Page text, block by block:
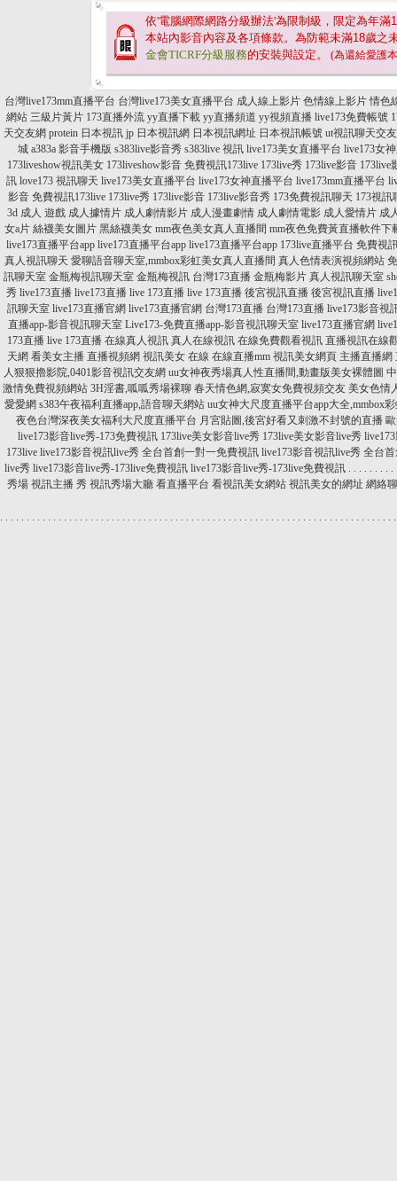
依'電腦網際網路分級辦法'為限制級，限定為年滿
本站內影音內容及各項條款。為防範未滿18歲之
金會TICRF分級服務的安裝與設定。 (為還給愛護
台灣live173mm直播平台 台灣live173美女直播平台 成人線上影片 色情線上影片 情色
網站 三級片黃片 173直播外流 yy直播下載 yy直播頻道 yy視頻直播 live173免費帳號
天交友網 protein 日本視訊 jp 日本視訊網 日本視訊網址 日本視訊帳號 ut視訊聊天交
城 a383a 影音手機版 s383live影音秀 s383live 視訊 live173美女直播平台 live173女
173liveshow視訊美女 173liveshow影音 免費視訊173live 173live秀 173live影音 173live
訊 love173 視訊聊天 live173美女直播平台 live173女神直播平台 live173mm直播平台
影音 免費視訊173live 173live秀 173live影音 173live影音秀 173免費視訊聊天 173視訊
3d 成人 遊戲 成人據情片 成人劇情影片 成人漫畫劇情 成人劇情電影 成人愛情片 成
女a片 絲襪美女圖片 黑絲襪美女 mm夜色美女真人直播間 mm夜色免費黃直播軟件下
live173直播平台app live173直播平台app live173直播平台app 173live直播平台 免費視
真人視訊聊天 愛聊語音聊天室,mmbox彩虹美女真人直播間 真人色情表演視頻網站
訊聊天室 金瓶梅視訊聊天室 金瓶梅視訊 台灣173直播 金瓶梅影片 真人視訊聊天室
秀 live173直播 live173直播 live 173直播 live 173直播 後宮視訊直播 後宮視訊直播
訊聊天室 live173直播官網 live173直播官網 台灣173直播 台灣173直播 live173影音視
直播app-影音視訊聊天室 Live173-免費直播app-影音視訊聊天室 live173直播官網
173直播 live 173直播 在線真人視訊 真人在線視訊 在線免費觀看視訊 直播視訊在線
天網 看美女主播 直播視頻網 視訊美女 在線 在線直播mm 視訊美女網頁 主播直播網
人狠狠擼影院,0401影音視訊交友網 uu女神夜秀場真人性直播間,動畫版美女裸體圖
激情免費視頻網站 3H淫書,呱呱秀場裸聊 春天情色網,寂寞女免費視頻交友 美女色情
愛愛網 s383午夜福利直播app,語音聊天網站 uu女神大尺度直播平台app大全,mmbox
夜色台灣深夜美女福利大尺度直播平台 月宮貼圖,後宮好看又刺激不封號的直播
live173影音live秀-173免費視訊 173live美女影音live秀 173live美女影音live秀
173live live173影音視訊live秀 全台首創一對一免費視訊 live173影音視訊live秀 全台
live秀 live173影音live秀-173live免費視訊 live173影音live秀-173live免費視訊 . . . . . . . . .
秀場 視訊主播 秀 視訊秀場大廳 看直播平台 看視訊美女網站 視訊美女的網址 網絡
. . . . . . . . . . . . . . . . . . . . . . . . . . . . . . . . . . . . . . . . . . . . . . . . . . . . . . . . . . . . . . . . . . . . . . . . . . .